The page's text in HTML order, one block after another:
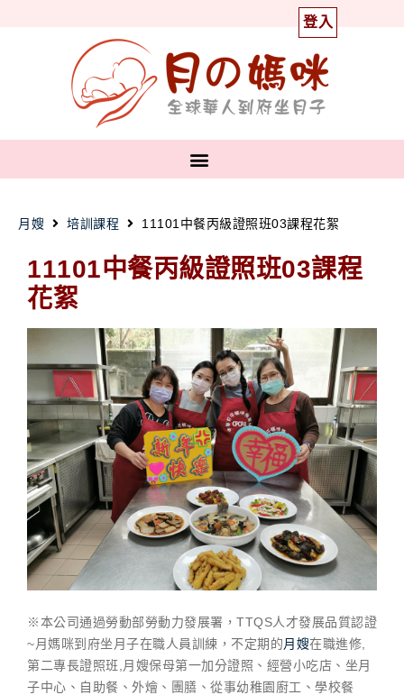
登入
月嫂 培訓課程 11101中餐丙級證照班03課程花絮
11101中餐丙級證照班03課程
花絮
※本公司通過勞動部勞動力發展署，TTQS人才發展品質認證
~月媽咪到府坐月子在職人員訓練，不定期的月嫂在職進修,
第二專長證照班,月嫂保母第一加分證照、經營小吃店、坐月
子中心、自助餐、外燴、團膳、從事幼稚園廚工、學校餐